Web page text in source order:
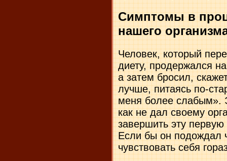
Симптомы в
нашего
Человек, который
диету, продержался
а затем бросил,
лучше, питаясь по-
меня более слабым».
как не дал своему
завершить эту
Если бы он подождал
чувствовать себя